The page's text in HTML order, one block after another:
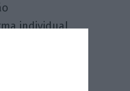
individual,